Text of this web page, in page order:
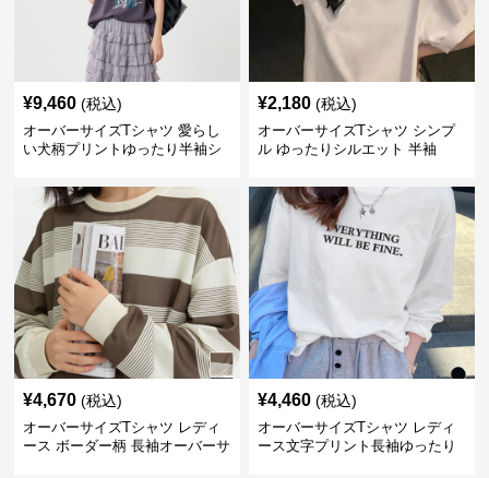
¥9,460 (税込)
オーバーサイズTシャツ 愛らし
い犬柄プリントゆったり半袖シ
¥2,180 (税込)
オーバーサイズTシャツ シンプ
ル ゆったりシルエット 半袖
¥4,670 (税込)
オーバーサイズTシャツ レディ
ース ボーダー柄 長袖オーバーサ
¥4,460 (税込)
オーバーサイズTシャツ レディ
ース文字プリント長袖ゆったり